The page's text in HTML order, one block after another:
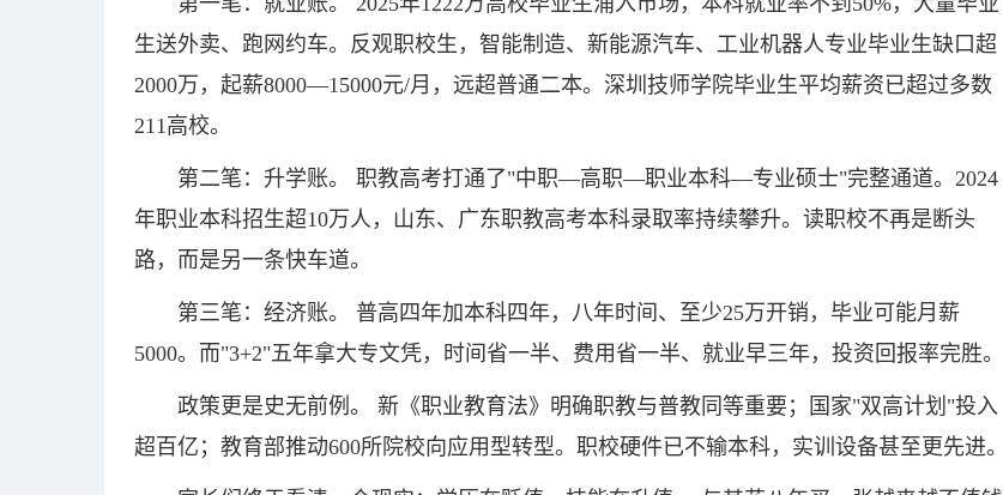
生送外卖、跑网约车。反观职校生，智能制造、新能源汽车、工业机器人专业毕业生缺口超
2000万，起薪8000—15000元/月，远超普通二本。深圳技师学院毕业生平均薪资已超过多数
211高校。
第二笔：升学账。 职教高考打通了"中职—高职—职业本科—专业硕士"完整通道。2024
年职业本科招生超10万人，山东、广东职教高考本科录取率持续攀升。读职校不再是断头
路，而是另一条快车道。
第三笔：经济账。 普高四年加本科四年，八年时间、至少25万开销，毕业可能月薪
5000。而"3+2"五年拿大专文凭，时间省一半、费用省一半、就业早三年，投资回报率完胜。
政策更是史无前例。 新《职业教育法》明确职教与普教同等重要；国家"双高计划"投入
超百亿；教育部推动600所院校向应用型转型。职校硬件已不输本科，实训设备甚至更先进。